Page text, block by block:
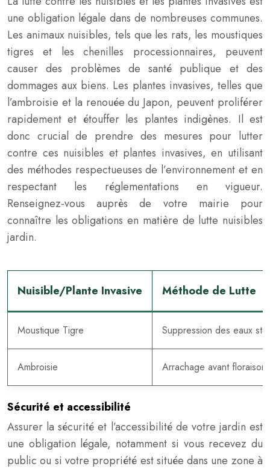
une obligation légale dans de nombreuses communes.
Les animaux nuisibles, tels que les rats, les moustiques
tigres et les chenilles processionnaires, peuvent
causer des problèmes de santé publique et des
dommages aux biens. Les plantes invasives, telles que
l’ambroisie et la renouée du Japon, peuvent proliférer
rapidement et étouffer les plantes indigènes. Il est
donc crucial de prendre des mesures pour lutter
contre ces nuisibles et plantes invasives, en utilisant
des méthodes respectueuses de l’environnement et en
respectant les réglementations en vigueur.
Renseignez-vous auprès de votre mairie pour
connaître les obligations en matière de lutte nuisibles
jardin.
Nuisible/Plante Invasive Méthode de Lutte
Moustique Tigre Suppression des eaux
Ambroisie Arrachage avant
Sécurité et accessibilité
Assurer la sécurité et l’accessibilité de votre jardin est
une obligation légale, notamment si vous recevez du
public ou si votre propriété est située dans une zone à